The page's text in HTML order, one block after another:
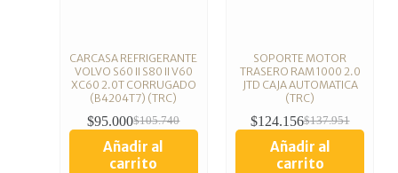
CARCASA REFRIGERANTE
VOLVO S60 II S80 II V60
XC60 2.0T CORRUGADO
(B4204T7) (TRC)
$105.740
$95.000
Añadir al
carrito
SOPORTE MOTOR
TRASERO RAM 1000 2.0
JTD CAJA AUTOMATICA
(TRC)
$137.951
$124.156
Añadir al
carrito